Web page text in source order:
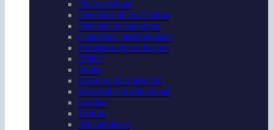
Dolo eventual
Derechos de las víctima
Derecho del enemigo
Cautelares patrimoniales
Admisión de los hechos
Militar
Poder
Recurso de Apelación
Revisión Constitucional
pruebas
Tortura
Allanamiento